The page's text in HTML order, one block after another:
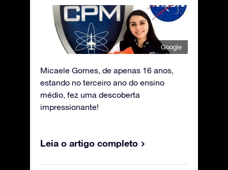
Google
Micaele Gomes, de apenas 16 anos,
estando no terceiro ano do ensino
médio, fez uma descoberta
impressionante!
Leia o artigo completo